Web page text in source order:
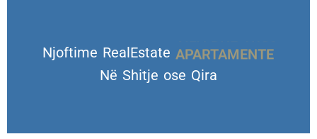
Njoftime RealEstate
VILA DHE TROJE